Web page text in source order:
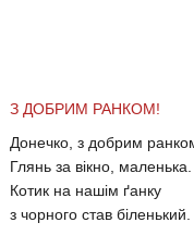
З ДОБРИМ РАНКОМ!
Донечко, з добрим
Глянь за вікно, маленька.
Котик на нашім ґанку
з чорного став біленький.